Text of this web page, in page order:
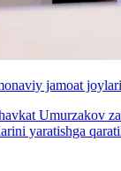
jamoat
Umurzakov
yaratishga